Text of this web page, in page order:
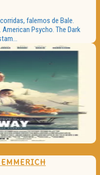
falemos de Bale.
Psycho. The Dark